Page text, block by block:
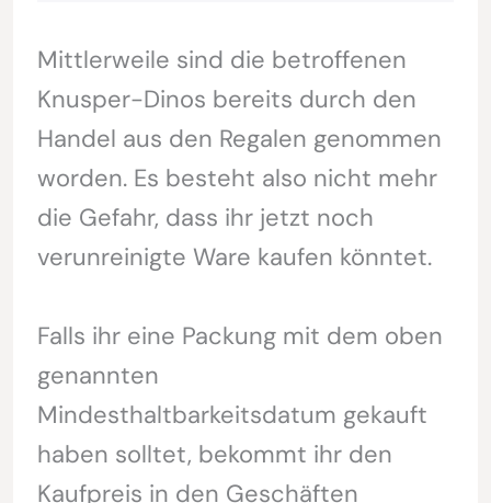
Mittlerweile sind die betroffenen
Knusper-Dinos bereits durch den
Handel aus den Regalen genommen
worden. Es besteht also nicht mehr
die Gefahr, dass ihr jetzt noch
verunreinigte Ware kaufen könntet.
Falls ihr eine Packung mit dem oben
genannten
Mindesthaltbarkeitsdatum gekauft
haben solltet, bekommt ihr den
Kaufpreis in den Geschäften